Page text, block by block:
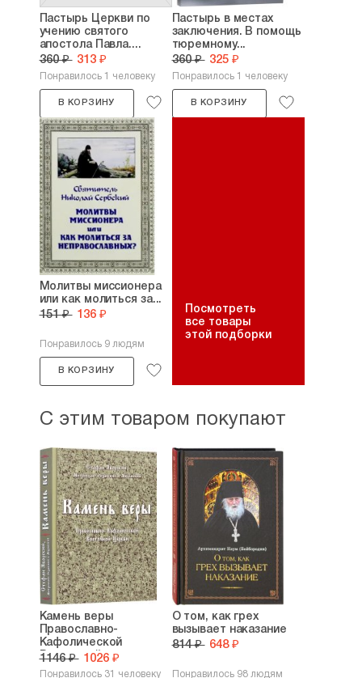
Пастырь Церкви по
учению святого
апостола Павла....
360 ₽ 313 ₽
Понравилось 1 человеку
В КОРЗИНУ
Пастырь в местах
заключения. В помощь
тюремному...
360 ₽ 325 ₽
Понравилось 1 человеку
В КОРЗИНУ
Молитвы миссионера
или как молиться за...
151 ₽ 136 ₽
Понравилось 9 людям
В КОРЗИНУ
Посмотреть
все товары
этой подборки
С этим товаром покупают
Камень веры
Православно-
Кафолической
Восточной...
1146 ₽ 1026 ₽
Понравилось 31 человеку
О том, как грех
вызывает наказание
814 ₽ 648 ₽
Понравилось 98 людям